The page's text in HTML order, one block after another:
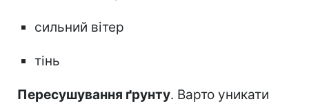
сильний вітер
тінь
Пересушування ґрунту. Варто уникати